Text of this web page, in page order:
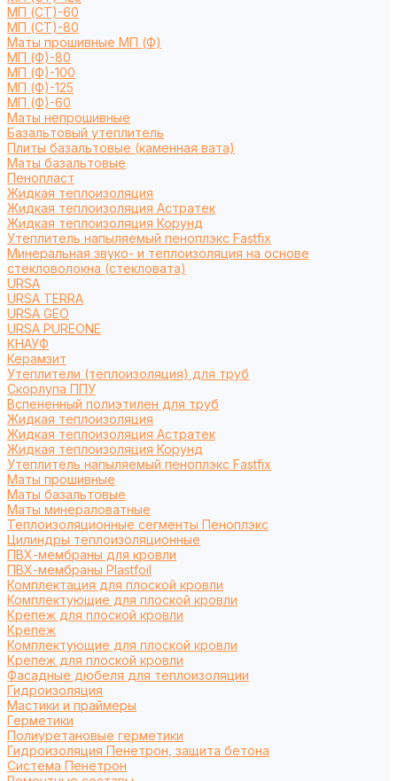
МП (СТ)-60
МП (СТ)-80
Маты прошивные МП (Ф)
МП (Ф)-80
МП (Ф)-100
МП (Ф)-125
МП (Ф)-60
Маты непрошивные
Базальтовый утеплитель
Плиты базальтовые (каменная вата)
Маты базальтовые
Пенопласт
Жидкая теплоизоляция
Жидкая теплоизоляция Астратек
Жидкая теплоизоляция Корунд
Утеплитель напыляемый пеноплэкс Fastfix
Минеральная звуко- и теплоизоляция на основе
стекловолокна (стекловата)
URSA
URSA TERRA
URSA GEO
URSA PUREONE
КНАУФ
Керамзит
Утеплители (теплоизоляция) для труб
Cкорлупа ППУ
Вспененный полиэтилен для труб
Жидкая теплоизоляция
Жидкая теплоизоляция Астратек
Жидкая теплоизоляция Корунд
Утеплитель напыляемый пеноплэкс Fastfix
Маты прошивные
Маты базальтовые
Маты минераловатные
Теплоизоляционные сегменты Пеноплэкс
Цилиндры теплоизоляционные
ПВХ-мембраны для кровли
ПВХ-мембраны Plastfoil
Комплектация для плоской кровли
Комплектующие для плоской кровли
Крепеж для плоской кровли
Крепеж
Комплектующие для плоской кровли
Крепеж для плоской кровли
Фасадные дюбеля для теплоизоляции
Гидроизоляция
Мастики и праймеры
Герметики
Полиуретановые герметики
Гидроизоляция Пенетрон, защита бетона
Система Пенетрон